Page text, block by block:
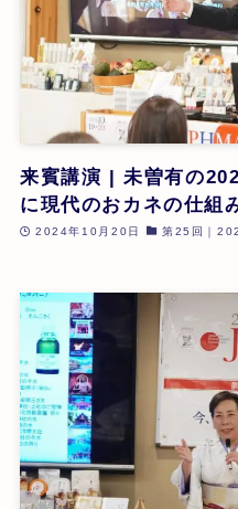
来賓講演 | 未曽有の
に現代のおカネの仕組
木善行 氏 | 第25回
2024年10月20日 第25回｜